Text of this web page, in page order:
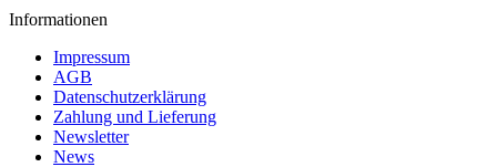
Informationen
Impressum
AGB
Datenschutzerklärung
Zahlung und Lieferung
Newsletter
News